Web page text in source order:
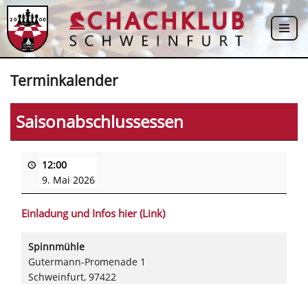
Zum
Inhalt
Terminkalender
Saisonabschlussessen
12:00
9. Mai 2026
Einladung und Infos hier (Link)
Spinnmühle
Gutermann-Promenade 1
Schweinfurt, 97422